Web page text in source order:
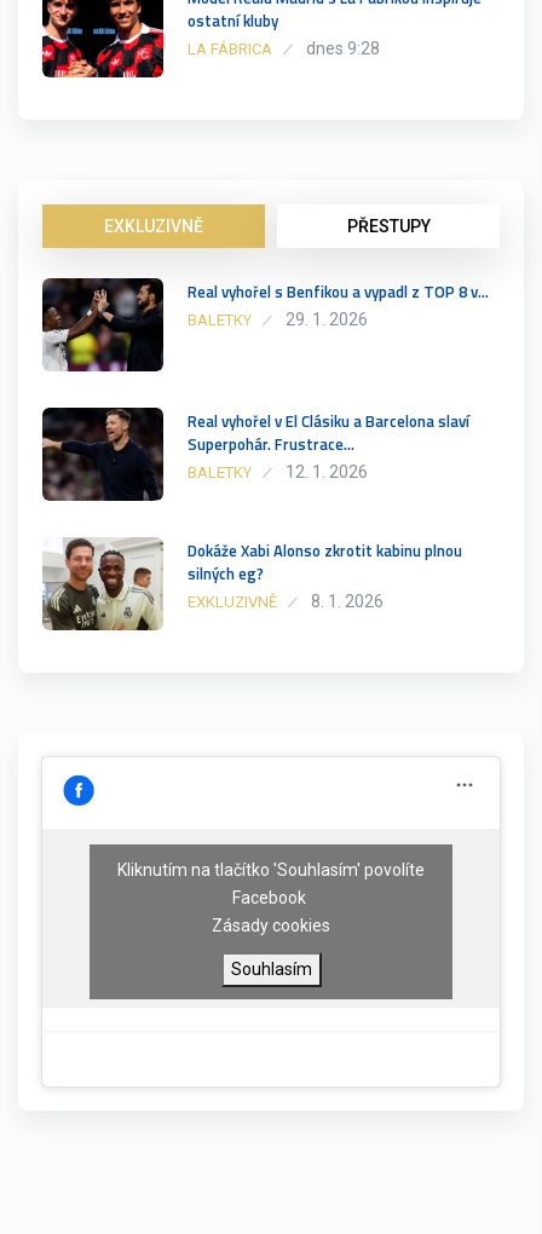
ostatní kluby
LA FÁBRICA dnes 9:28
EXKLUZIVNĚ PŘESTUPY
Real vyhořel s Benfikou a vypadl z TOP 8 v…
BALETKY 29. 1. 2026
Real vyhořel v El Clásiku a Barcelona slaví
Superpohár. Frustrace…
BALETKY 12. 1. 2026
Dokáže Xabi Alonso zkrotit kabinu plnou
silných eg?
EXKLUZIVNĚ 8. 1. 2026
Kliknutím na tlačítko 'Souhlasím' povolíte
Facebook
Zásady cookies
Souhlasím